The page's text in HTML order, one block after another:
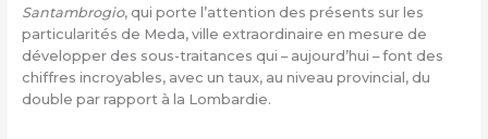
Santambrogio, qui porte l’attention des présents sur les
particularités de Meda, ville extraordinaire en mesure de
développer des sous-traitances qui – aujourd’hui – font des
chiffres incroyables, avec un taux, au niveau provincial, du
double par rapport à la Lombardie.